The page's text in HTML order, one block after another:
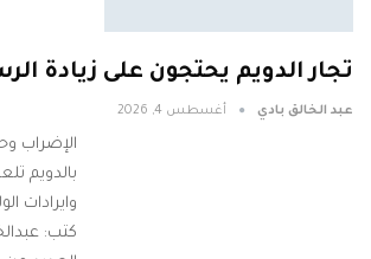
تجار الدويم يحتجون على زيادة
عبد الخالق بادي أغسطس 4, 2026
الإضراب
بالدويم
وايرادات
كتب: